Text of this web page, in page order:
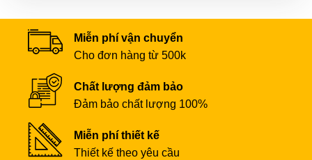
Miễn phí vận chuyển
Cho đơn hàng từ 500k
Chất lượng đảm bảo
Đảm bảo chất lượng 100%
Miễn phí thiết kế
Thiết kế theo yêu cầu